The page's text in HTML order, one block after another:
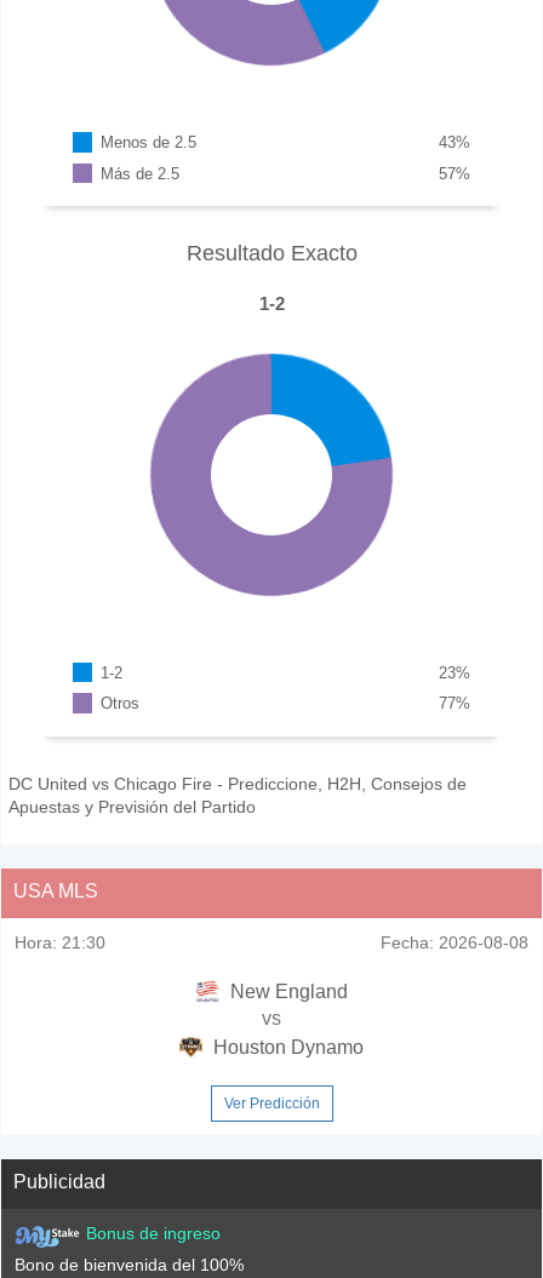
Menos de 2.5 %
43
Más de 2.5
%
57
Resultado Exacto
1-2
1-2 %
23
Otros
%
77
DC United vs Chicago Fire - Prediccione, H2H, Consejos de
Apuestas y Previsión del Partido
USA MLS
Hora: 21:30 Fecha: 2026-08-08
New England
vs
Houston Dynamo
Ver Predicción
Publicidad
Bonus de ingreso
Bono de bienvenida del 100%